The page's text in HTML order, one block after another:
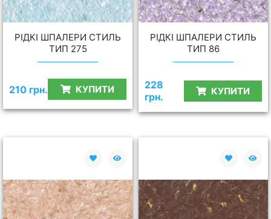
РІДКІ ШПАЛЕРИ СТИЛЬ
ТИП 275
210 грн. КУПИТИ
РІДКІ ШПАЛЕРИ СТИЛЬ
ТИП 86
228
грн.
КУПИТИ